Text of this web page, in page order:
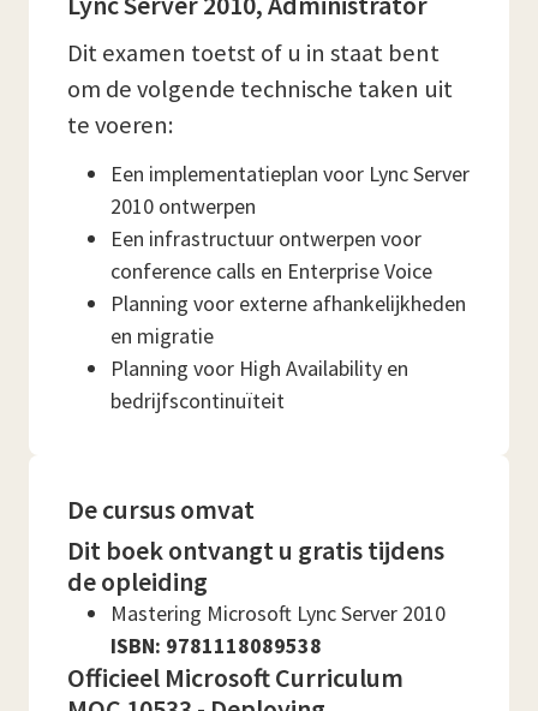
Dit examen toetst of u in staat bent
om de volgende technische taken uit
te voeren:
Een implementatieplan voor Lync Server
2010 ontwerpen
Een infrastructuur ontwerpen voor
conference calls en Enterprise Voice
Planning voor externe afhankelijkheden
en migratie
Planning voor High Availability en
bedrijfscontinuïteit
De cursus omvat
Dit boek ontvangt u gratis tijdens
de opleiding
Mastering Microsoft Lync Server 2010
ISBN: 9781118089538
Officieel Microsoft Curriculum